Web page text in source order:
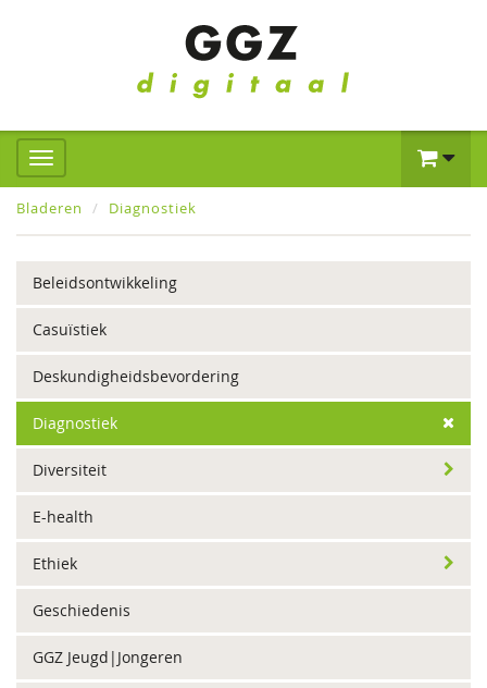
Bladeren Diagnostiek
Beleidsontwikkeling
Casuïstiek
Deskundigheidsbevordering
Diagnostiek
Diversiteit
E-health
Ethiek
Geschiedenis
GGZ Jeugd|Jongeren